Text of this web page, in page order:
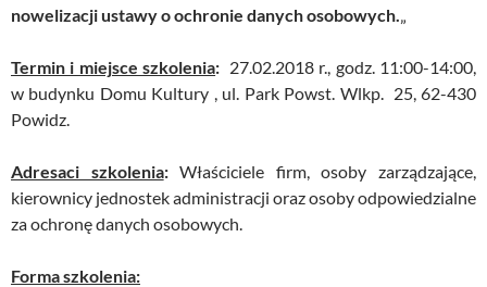
nowelizacji ustawy o ochronie danych osobowych.„
Termin i miejsce szkolenia: 27.02.2018 r., godz. 11:00-14:00,
w budynku Domu Kultury , ul. Park Powst. Wlkp. 25, 62-430
Powidz.
Adresaci szkolenia:Właściciele firm, osoby zarządzające,
kierownicy jednostek administracji oraz osoby odpowiedzialne
za ochronę danych osobowych.
Forma szkolenia: